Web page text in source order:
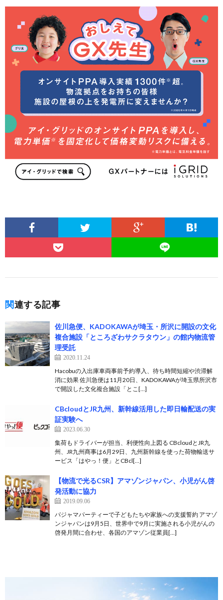
関連する記事
佐川急便、KADOKAWAが埼玉・所沢に開設の文化
複合施設「ところざわサクラタウン」の館内物流管
理受託
2020.11.24
Hacobuの入出庫車両事前予約導入、待ち時間短縮や渋滞解
消に効果 佐川急便は11月20日、KADOKAWAが埼玉県所沢市
で開設した文化複合施設「とこ[…]
CBcloudとJR九州、新幹線活用した即日輸配送の実
証実験へ
2023.06.30
集荷もドライバーが担当、利便性向上図る CBcloudとJR九
州、JR九州商事は6月29日、九州新幹線を使った荷物輸送サ
ービス「はやっ！便」とCBcl[…]
【物流で光るCSR】アマゾンジャパン、小児がん啓
発活動に協力
2019.09.06
パジャマパーティーで子どもたちや家族への支援誓約 アマゾ
ンジャパンは9月5日、世界中で9月に実施される小児がんの
啓発月間に合わせ、各国のアマゾン従業員[…]